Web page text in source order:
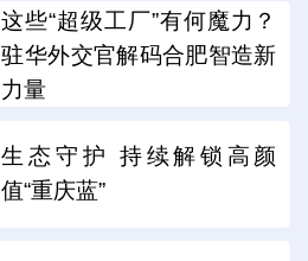
这些“超级工厂”有何魔力？
驻华外交官解码合肥智造新
力量
生态守护 持续解锁高颜
值“重庆蓝”